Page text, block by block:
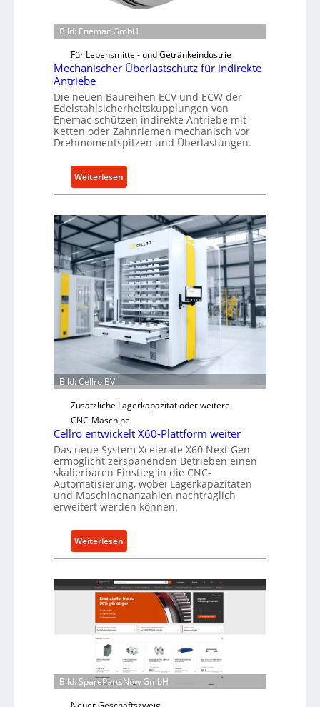
Bild: Enemac GmbH
Für Lebensmittel- und Getränkeindustrie
Mechanischer Überlastschutz für indirekte
Antriebe
Die neuen Baureihen ECV und ECW der
Edelstahlsicherheitskupplungen von
Enemac schützen indirekte Antriebe mit
Ketten oder Zahnriemen mechanisch vor
Drehmomentspitzen und Überlastungen.
Weiterlesen
M
c
h
n
i
c
h
e
r
Ü
b
l
a
s
t
s
c
u
t
f
ü
i
d
i
r
e
Bild: Cellro BV
Zusätzliche Lagerkapazität oder weitere
CNC-Maschine
Cellro entwickelt X60-Plattform weiter
Das neue System Xcelerate X60 Next Gen
ermöglicht zerspanenden Betrieben einen
skalierbaren Einstieg in die CNC-
Automatisierung, wobei Lagerkapazitäten
und Maschinenanzahlen nachträglich
erweitert werden können.
Weiterlesen
C
l
l
o
e
n
t
w
Bild: SparePartsNow GmbH